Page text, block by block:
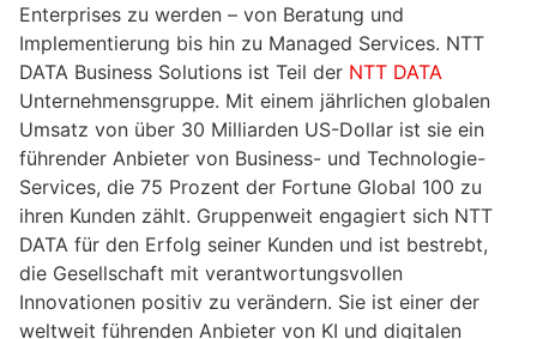
Enterprises zu werden – von Beratung und
Implementierung bis hin zu Managed Services. NTT
DATA Business Solutions ist Teil der NTT DATA
Unternehmensgruppe. Mit einem jährlichen globalen
Umsatz von über 30 Milliarden US-Dollar ist sie ein
führender Anbieter von Business- und Technologie-
Services, die 75 Prozent der Fortune Global 100 zu
ihren Kunden zählt. Gruppenweit engagiert sich NTT
DATA für den Erfolg seiner Kunden und ist bestrebt,
die Gesellschaft mit verantwortungsvollen
Innovationen positiv zu verändern. Sie ist einer der
weltweit führenden Anbieter von KI und digitalen